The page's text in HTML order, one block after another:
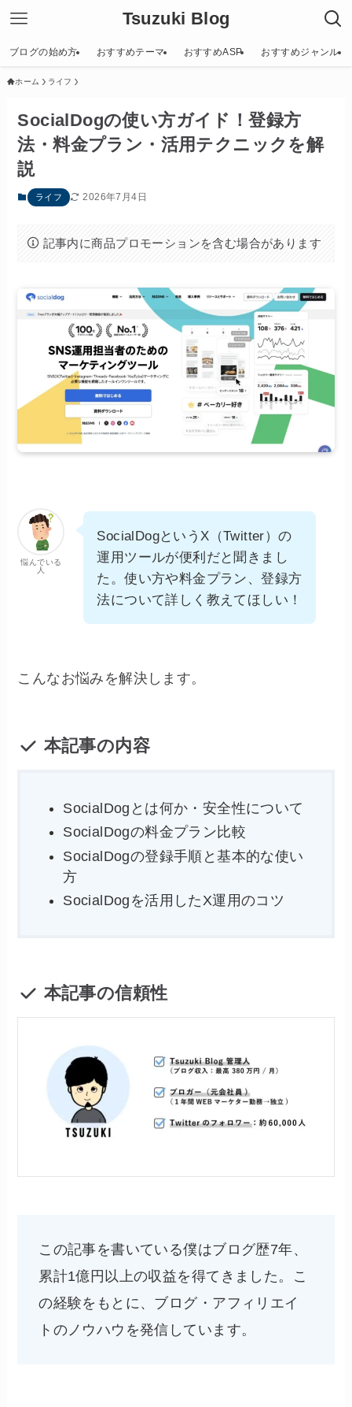
Tsuzuki Blog
ブログの始め方 おすすめテーマ おすすめASP おすすめジャンル
ホーム ライフ
SocialDogの使い方ガイド！登録方
法・料金プラン・活用テクニックを解
説
ライフ 2026年7月4日
記事内に商品プロモーションを含む場合があります
悩んでいる
人
SocialDogというX（Twitter）の
運用ツールが便利だと聞きまし
た。使い方や料金プラン、登録方
法について詳しく教えてほしい！
こんなお悩みを解決します。
本記事の内容
SocialDogとは何か・安全性について
SocialDogの料金プラン比較
SocialDogの登録手順と基本的な使い
方
SocialDogを活用したX運用のコツ
本記事の信頼性
この記事を書いている僕はブログ歴7年、
累計1億円以上の収益を得てきました。こ
の経験をもとに、ブログ・アフィリエイ
トのノウハウを発信しています。